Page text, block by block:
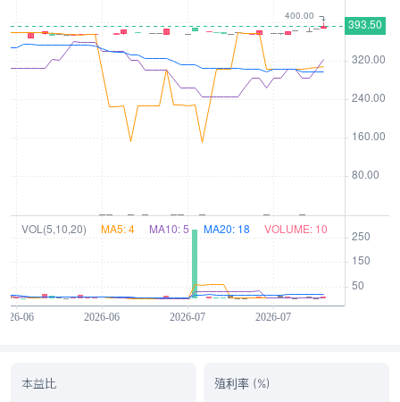
本益比 殖利率 (%)